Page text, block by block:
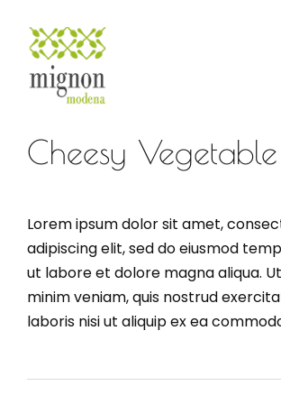
Cheesy Vegetable
Lorem ipsum dolor sit amet,
adipiscing elit, sed do eiusmod
ut labore et dolore magna aliqua.
minim veniam, quis nostrud
laboris nisi ut aliquip ex ea